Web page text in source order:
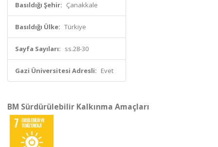
Basıldığı Şehir: Çanakkale
Basıldığı Ülke: Türkiye
Sayfa Sayıları: ss.28-30
Gazi Üniversitesi Adresli: Evet
BM Sürdürülebilir Kalkınma Amaçları